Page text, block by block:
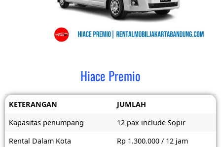
Hiace Premio
KETERANGAN
JUMLAH
Kapasitas penumpang
12 pax include Sopir
Rental Dalam Kota
Rp 1.300.000 / 12 jam